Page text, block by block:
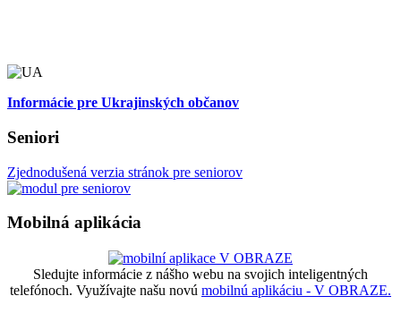
Informácie pre Ukrajinských občanov
Seniori
Zjednodušená verzia stránok pre seniorov
Mobilná aplikácia
Sledujte informácie z nášho webu na svojich inteligentných
telefónoch. Využívajte našu novú mobilnú aplikáciu - V OBRAZE.